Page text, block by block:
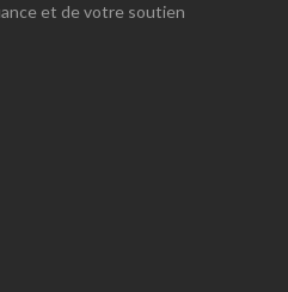
et de votre soutien